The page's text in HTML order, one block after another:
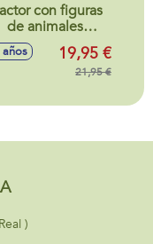
con figuras
de animales
19,95 €
21,95 €
)